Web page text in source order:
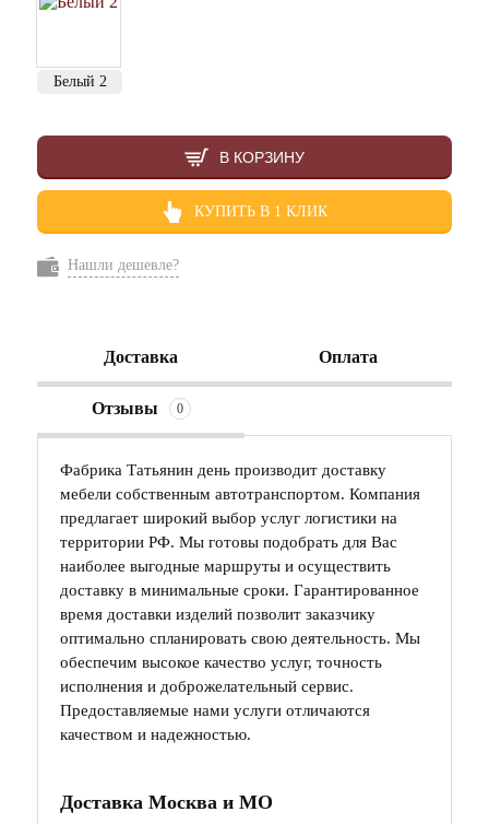
Белый 2
В КОРЗИНУ
КУПИТЬ В 1 КЛИК
Нашли дешевле?
Доставка Оплата
Отзывы 0
Фабрика Татьянин день производит доставку
мебели собственным автотранспортом. Компания
предлагает широкий выбор услуг логистики на
территории РФ. Мы готовы подобрать для Вас
наиболее выгодные маршруты и осуществить
доставку в минимальные сроки. Гарантированное
время доставки изделий позволит заказчику
оптимально спланировать свою деятельность. Мы
обеспечим высокое качество услуг, точность
исполнения и доброжелательный сервис.
Предоставляемые нами услуги отличаются
качеством и надежностью.
Доставка Москва и МО